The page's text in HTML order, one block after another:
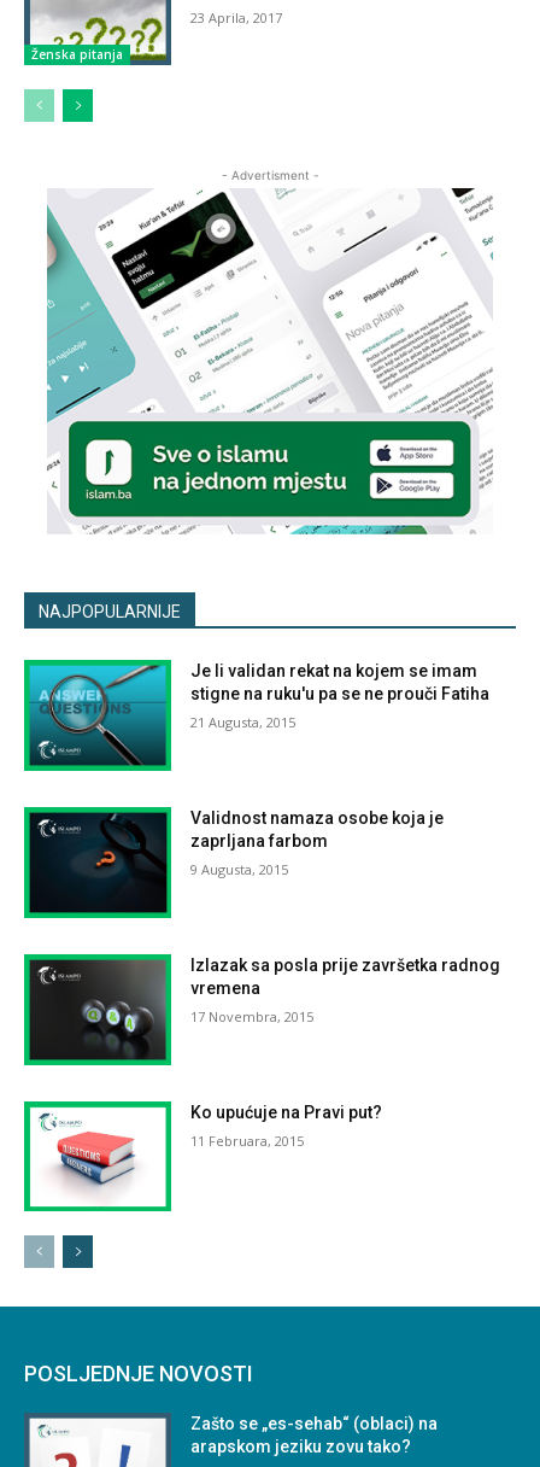
Ženska pitanja
23 Aprila, 2017
- Advertisment -
NAJPOPULARNIJE
Je li validan rekat na kojem se imam
stigne na ruku'u pa se ne prouči Fatiha
21 Augusta, 2015
Validnost namaza osobe koja je
zaprljana farbom
9 Augusta, 2015
Izlazak sa posla prije završetka radnog
vremena
17 Novembra, 2015
Ko upućuje na Pravi put?
11 Februara, 2015
POSLJEDNJE NOVOSTI
Zašto se „es-sehab“ (oblaci) na
arapskom jeziku zovu tako?